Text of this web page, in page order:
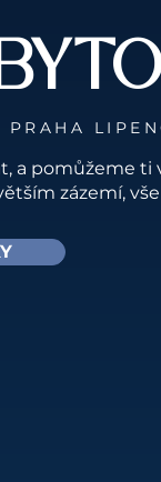
a pomůžeme
zázemí,